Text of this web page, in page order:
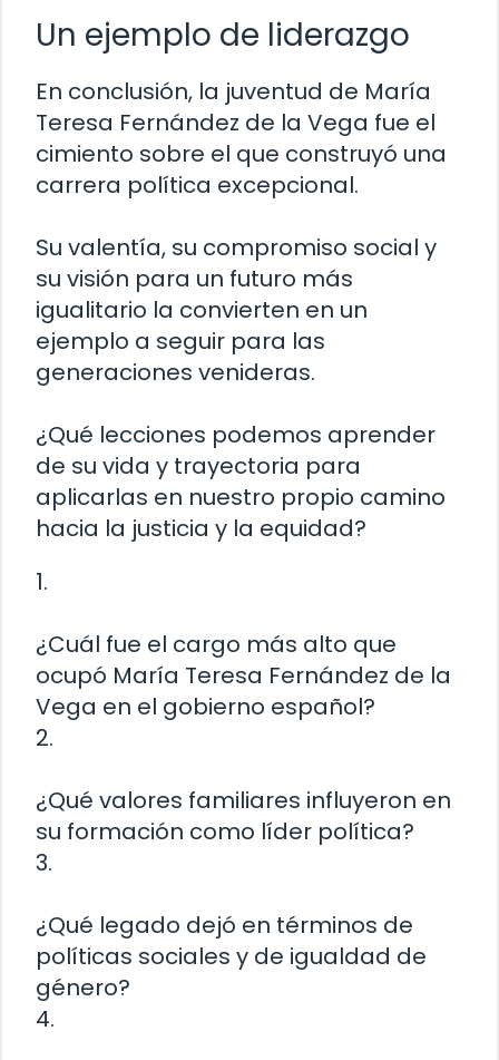
Un ejemplo de liderazgo
En conclusión, la juventud de María
Teresa Fernández de la Vega fue el
cimiento sobre el que construyó una
carrera política excepcional.
Su valentía, su compromiso social y
su visión para un futuro más
igualitario la convierten en un
ejemplo a seguir para las
generaciones venideras.
¿Qué lecciones podemos aprender
de su vida y trayectoria para
aplicarlas en nuestro propio camino
hacia la justicia y la equidad?
1.
¿Cuál fue el cargo más alto que
ocupó María Teresa Fernández de la
Vega en el gobierno español?
2.
¿Qué valores familiares influyeron en
su formación como líder política?
3.
¿Qué legado dejó en términos de
políticas sociales y de igualdad de
género?
4.